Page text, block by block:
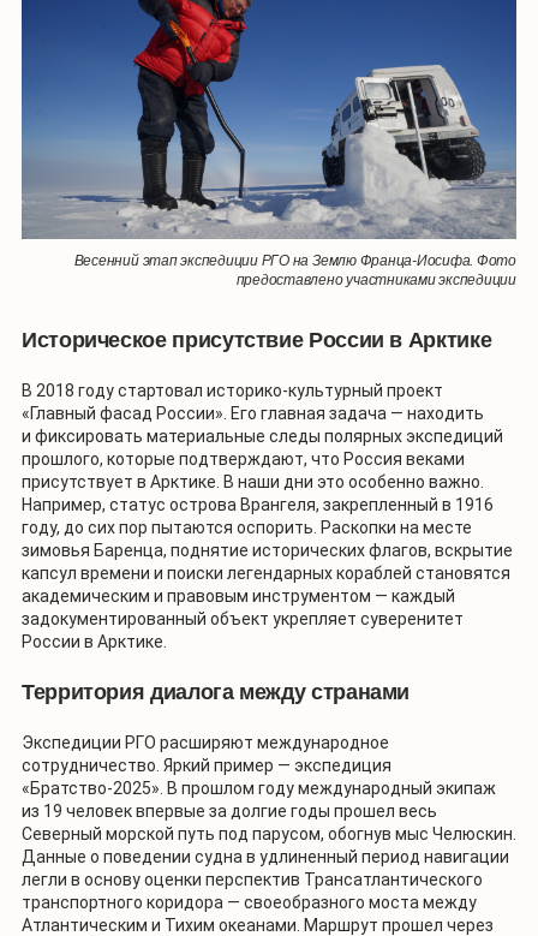
Весенний этап экспедиции РГО на Землю Франца-Иосифа. Фото
предоставлено участниками экспедиции
Историческое присутствие России в Арктике
В 2018 году стартовал историко-культурный проект
«Главный фасад России». Его главная задача — находить
и фиксировать материальные следы полярных экспедиций
прошлого, которые подтверждают, что Россия веками
присутствует в Арктике. В наши дни это особенно важно.
Например, статус острова Врангеля, закрепленный в 1916
году, до сих пор пытаются оспорить. Раскопки на месте
зимовья Баренца, поднятие исторических флагов, вскрытие
капсул времени и поиски легендарных кораблей становятся
академическим и правовым инструментом — каждый
задокументированный объект укрепляет суверенитет
России в Арктике.
Территория диалога между странами
Экспедиции РГО расширяют международное
сотрудничество. Яркий пример — экспедиция
«Братство-2025». В прошлом году международный экипаж
из 19 человек впервые за долгие годы прошел весь
Северный морской путь под парусом, обогнув мыс Челюскин.
Данные о поведении судна в удлиненный период навигации
легли в основу оценки перспектив Трансатлантического
транспортного коридора — своеобразного моста между
Атлантическим и Тихим океанами. Маршрут прошел через